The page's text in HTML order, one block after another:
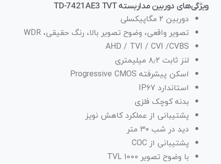
ویژگی‌های دوربین مداربسته TD-7421AE3 TVT
دوربین ۲ مگاپیکسلی
تصویر واقعی، وضوح تصویر بالا، رنگ حقیقی، WDR
AHD / TVI / CVI /CVBS
لنز ثابت ۸٫۲ میلیمتری
اسکن پیشرفته Progressive CMOS
استاندارد IP67
بدنه کوچک فلزی
پشتیبانی از عملکرد کاهش نویز
دید در شب ۳۰ متر
پشتیبانی از COC
با وضوح تصویر TVL 1000